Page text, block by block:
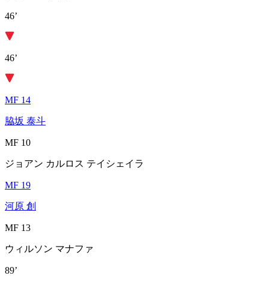
46’
46’
MF 14
脇坂 泰斗
MF 10
ジョアン カルロス テイシェイラ
MF 19
河原 創
MF 13
ウィルソン マナファ
89’